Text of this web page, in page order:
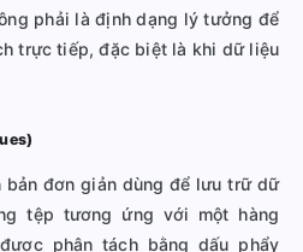
phải là định dạng lý tưởng để
trực tiếp, đặc biệt là khi dữ liệu
bản đơn giản dùng để lưu trữ dữ
tệp tương ứng với một hàng
phân tách bằng dấu phẩy